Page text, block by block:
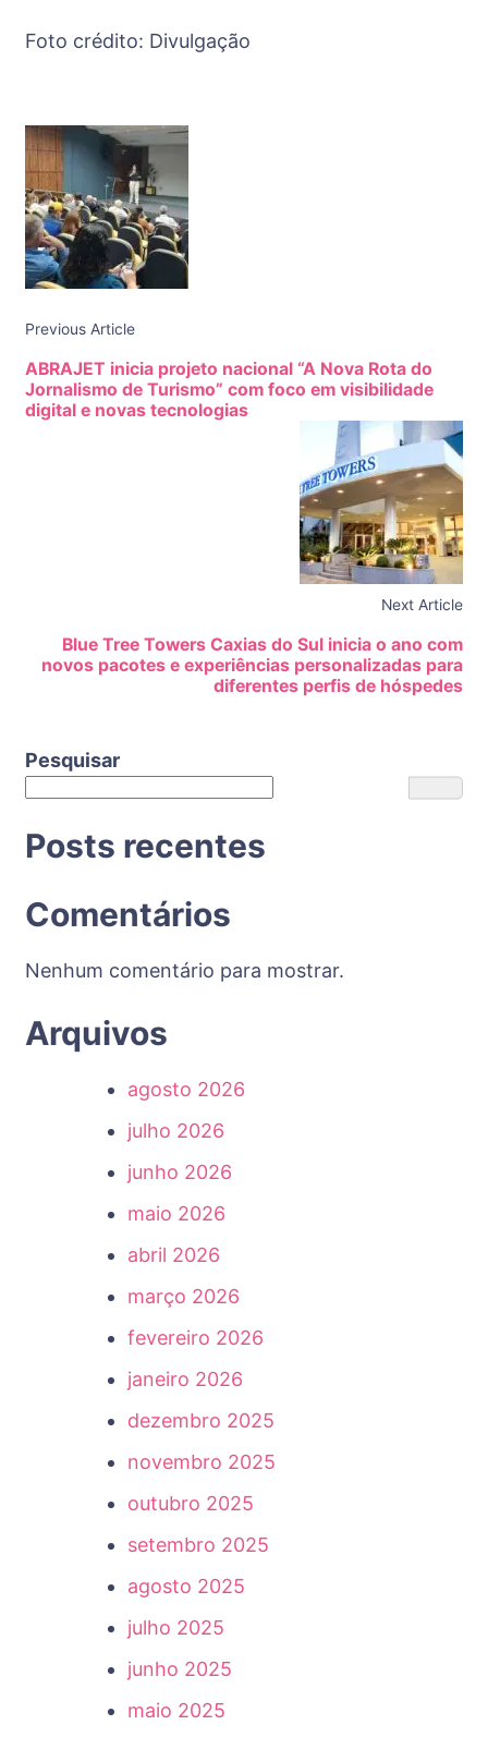
Foto crédito: Divulgação
Post
Navigation
Previous Article
ABRAJET inicia projeto nacional “A Nova Rota do
Jornalismo de Turismo” com foco em visibilidade
digital e novas tecnologias
Next Article
Blue Tree Towers Caxias do Sul inicia o ano com
novos pacotes e experiências personalizadas para
diferentes perfis de hóspedes
Pesquisar
Posts recentes
Comentários
Nenhum comentário para mostrar.
Arquivos
agosto 2026
julho 2026
junho 2026
maio 2026
abril 2026
março 2026
fevereiro 2026
janeiro 2026
dezembro 2025
novembro 2025
outubro 2025
setembro 2025
agosto 2025
julho 2025
junho 2025
maio 2025